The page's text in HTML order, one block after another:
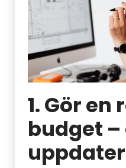
1. Gör
budget –